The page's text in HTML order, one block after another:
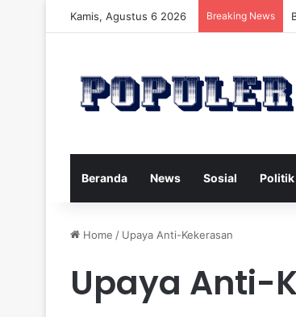
Kamis, Agustus 6 2026 Breaking News
Beranda News Sosial Politik
Home / Upaya Anti-Kekerasan
Upaya Anti-